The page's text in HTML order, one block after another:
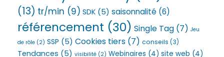
(13) tr/min (9) SDK (5) saisonnalité (6)
référencement (30) Single Tag (7) Jeu
de rôle (2) SSP (5) Cookies tiers (7) conseils (3)
Tendances (5) visibilité (2) Webinaires (4) site web (4)